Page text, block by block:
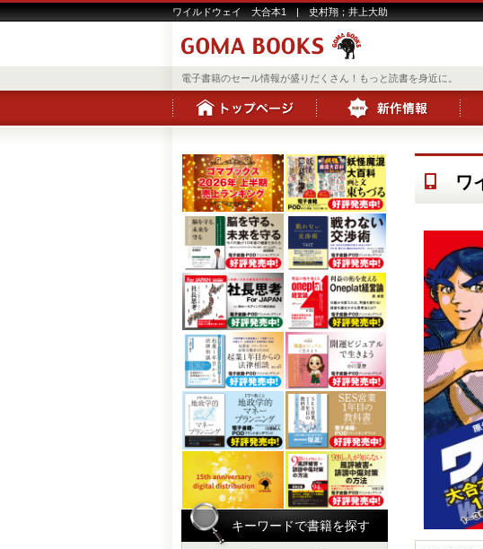
ワイルドウェイ 大合本1 | 史村翔；井上大助
電子書籍のセール情報が盛りだくさん！もっと読書を身近に。
ワ
キーワードで書籍を探す